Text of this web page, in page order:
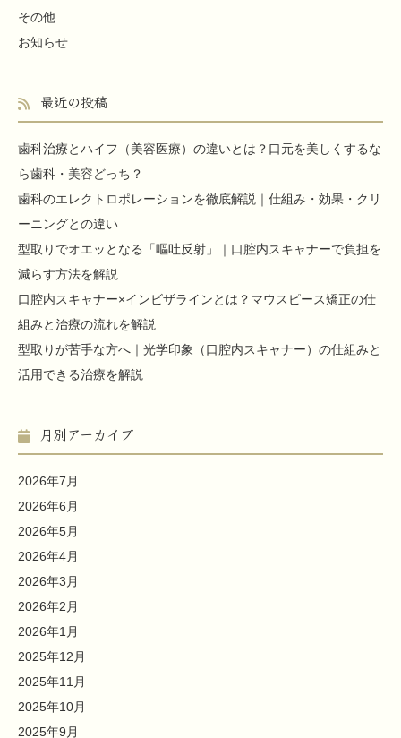
その他
お知らせ
最近の投稿
歯科治療とハイフ（美容医療）の違いとは？口元を美しくするな
ら歯科・美容どっち？
歯科のエレクトロポレーションを徹底解説｜仕組み・効果・クリ
ーニングとの違い
型取りでオエッとなる「嘔吐反射」｜口腔内スキャナーで負担を
減らす方法を解説
口腔内スキャナー×インビザラインとは？マウスピース矯正の仕
組みと治療の流れを解説
型取りが苦手な方へ｜光学印象（口腔内スキャナー）の仕組みと
活用できる治療を解説
月別アーカイブ
2026年7月
2026年6月
2026年5月
2026年4月
2026年3月
2026年2月
2026年1月
2025年12月
2025年11月
2025年10月
2025年9月